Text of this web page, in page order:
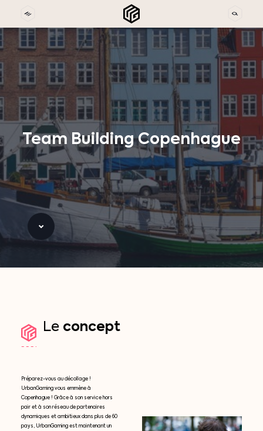
Team BuildingCopenhague
Le concept
Préparez-vous au décollage !
UrbanGaming vous emmène à
Copenhague ! Grâce à son service hors
pair et à son réseau de partenaires
dynamiques et ambitieux dans plus de 60
pays, UrbanGaming est maintenant un